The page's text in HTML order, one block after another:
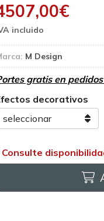
€
M Design
gratis en
decorativos